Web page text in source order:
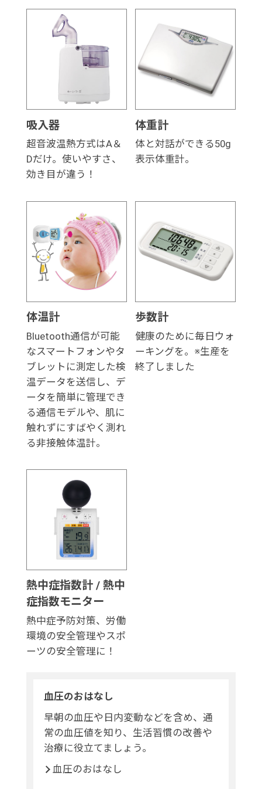
吸入器
超音波温熱方式はA＆
Dだけ。使いやすさ、
効き目が違う！
体重計
体と対話ができる50g
表示体重計。
体温計
Bluetooth通信が可能
なスマートフォンやタ
ブレットに測定した検
温データを送信し、デ
ータを簡単に管理でき
る通信モデルや、肌に
触れずにすばやく測れ
る非接触体温計。
歩数計
健康のために毎日ウォ
ーキングを。※生産を
終了しました
熱中症指数計 / 熱中
症指数モニター
熱中症予防対策、労働
環境の安全管理やスポ
ーツの安全管理に！
血圧のおはなし
早朝の血圧や日内変動などを含め、通
常の血圧値を知り、生活習慣の改善や
治療に役立てましょう。
血圧のおはなし